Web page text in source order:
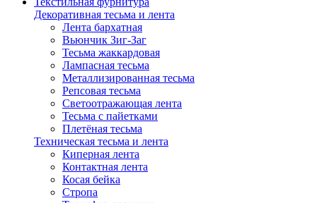
Декоративная тесьма и лента
Лента бархатная
Вьюнчик Зиг-Заг
Тесьма жаккардовая
Лампасная тесьма
Металлизированная тесьма
Репсовая тесьма
Светоотражающая лента
Тесьма с пайетками
Плетёная тесьма
Техническая тесьма и лента
Киперная лента
Контактная лента
Косая бейка
Стропа